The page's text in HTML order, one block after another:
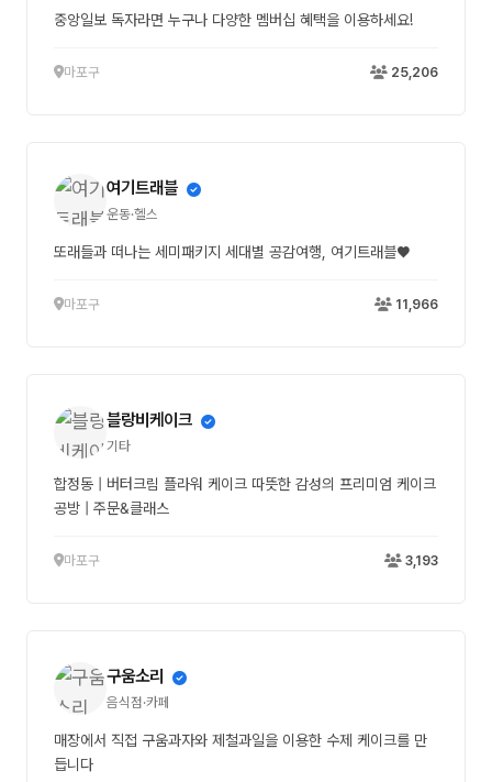
중앙일보 독자라면 누구나 다양한 멤버십 혜택을 이용하세요!
마포구 25,206
여기트래블
운동·헬스
또래들과 떠나는 세미패키지 세대별 공감여행, 여기트래블♥
마포구 11,966
블랑비케이크
기타
합정동 | 버터크림 플라워 케이크 따뜻한 감성의 프리미엄 케이크
공방 | 주문&클래스
마포구 3,193
구움소리
음식점·카페
매장에서 직접 구움과자와 제철과일을 이용한 수제 케이크를 만
듭니다